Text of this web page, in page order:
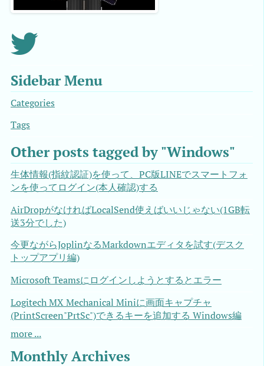
Sidebar Menu
Categories
Tags
Other posts tagged by "Windows"
生体情報(指紋認証)を使って、PC版LINEでスマートフォ
ンを使ってログイン(本人確認)する
AirDropがなければLocalSend使えばいいじゃない(1GB転
送3分でした)
今更ながらJoplinなるMarkdownエディタを試す(デスク
トップアプリ編)
Microsoft Teamsにログインしようとするとエラー
Logitech MX Mechanical Miniに画面キャプチャ
(PrintScreen"PrtSc")できるキーを追加する Windows編
more ...
Monthly Archives